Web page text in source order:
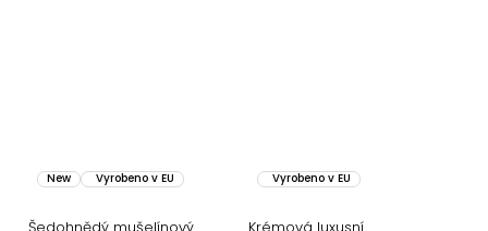
New Vyrobeno v EU Vyrobeno v EU